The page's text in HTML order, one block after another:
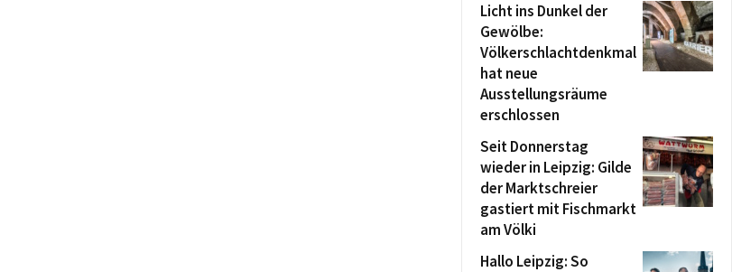
Licht ins Dunkel der
Gewölbe:
Völkerschlachtdenkmal
hat neue
Ausstellungsräume
erschlossen
Seit Donnerstag
wieder in Leipzig: Gilde
der Marktschreier
gastiert mit Fischmarkt
am Völki
Hallo Leipzig: So